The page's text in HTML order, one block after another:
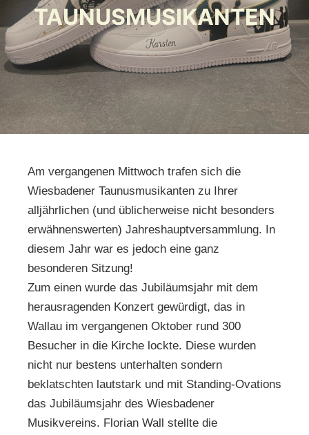
TAUNUSMUSIKANTEN
Am vergangenen Mittwoch trafen sich die
Wiesbadener Taunusmusikanten zu Ihrer
alljährlichen (und üblicherweise nicht besonders
erwähnenswerten) Jahreshauptversammlung. In
diesem Jahr war es jedoch eine ganz
besonderen Sitzung!
Zum einen wurde das Jubiläumsjahr mit dem
herausragenden Konzert gewürdigt, das in
Wallau im vergangenen Oktober rund 300
Besucher in die Kirche lockte. Diese wurden
nicht nur bestens unterhalten sondern
beklatschten lautstark und mit Standing-Ovations
das Jubiläumsjahr des Wiesbadener
Musikvereins. Florian Wall stellte die